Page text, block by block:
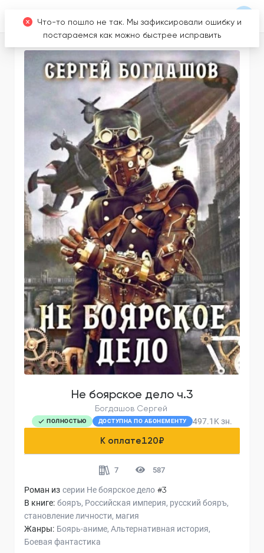
Не боярское дело ч.3
Богдашов Сергей
ПОЛНОСТЬЮ ДОСТУПНА ПО АБОНЕМЕНТУ 497.1K зн.
К оплате120₽
7 587
Роман из серии Не боярское дело #3
В книге: бояръ Российская империя русский бояръ
становление личности магия
Жанры: Боярь-аниме Альтернативная история
Боевая фантастика
Что-то пошло не так. Мы зафиксировали ошибку и
постараемся как можно быстрее исправить